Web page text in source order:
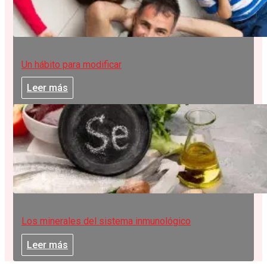
Un hábito para modificar
Leer más
Los minerales del sistema inmunológico
Leer más